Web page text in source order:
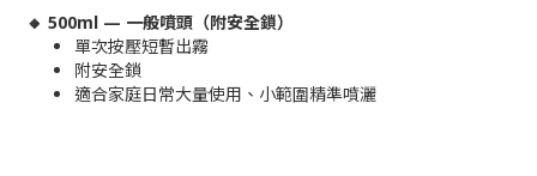
🔸 500ml — 一般噴頭（附安全鎖）
單次按壓短暫出霧
附安全鎖
適合家庭日常大量使用、小範圍精準噴灑